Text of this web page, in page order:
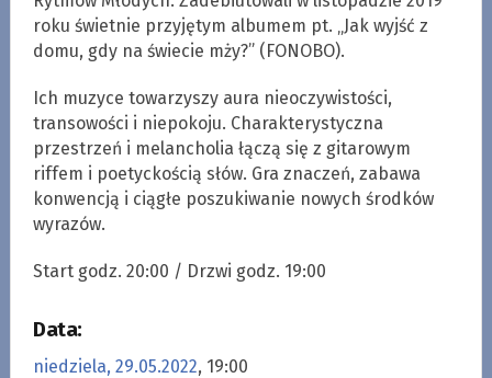
roku świetnie przyjętym albumem pt. „Jak wyjść z
domu, gdy na świecie mży?” (FONOBO).
Ich muzyce towarzyszy aura nieoczywistości,
transowości i niepokoju. Charakterystyczna
przestrzeń i melancholia łączą się z gitarowym
riffem i poetyckością słów. Gra znaczeń, zabawa
konwencją i ciągłe poszukiwanie nowych środków
wyrazów.
Start godz. 20:00 / Drzwi godz. 19:00
Data:
niedziela, 29.05.2022, 19:00